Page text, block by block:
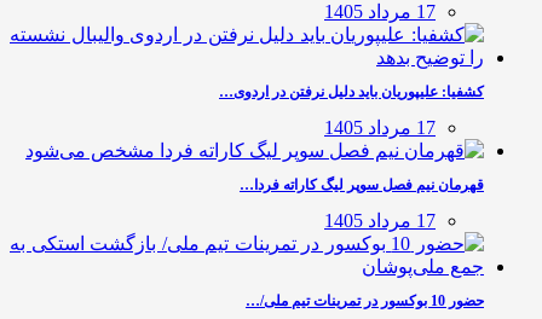
17 مرداد 1405
کشفیا: علیپوریان باید دلیل نرفتن در اردوی…
17 مرداد 1405
قهرمان نیم فصل سوپر لیگ کاراته فردا…
17 مرداد 1405
حضور 10 بوکسور در تمرینات تیم ملی/…